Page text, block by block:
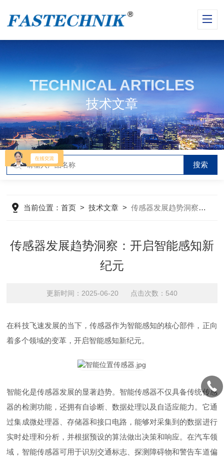
TECHNICAL ARTICLES
技术文章
当前位置：首页 >技术文章 >传感器发展趋势洞察：开启智能感知新纪元
传感器发展趋势洞察：开启智能感知新
纪元
更新时间：2025-06-20 点击次数：540
在科技飞速发展的当下，传感器作为智能感知的核心部件，正向
着多个领域的变革，开启智能感知新纪元。
智能化是传感器发展的显著趋势。智能传感器不仅具备传统传感
器的检测功能，还拥有自诊断、数据处理以及自适应能力。它通
过集成微处理器、存储器和接口电路，能够对采集到的数据进行
实时处理和分析，并根据预设的算法做出决策和响应。在汽车领
域，智能传感器可用于识别交通标志、探测障碍物和警告车道偏